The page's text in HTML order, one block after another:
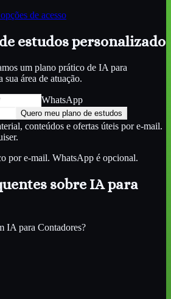
de acesso
estudos personalizado
um plano prático de IA para
sua área de atuação.
WhatsApp
Quero meu plano de estudos
conteúdos e ofertas úteis por e-mail.
por e-mail. WhatsApp é opcional.
sobre IA para
IA para Contadores?